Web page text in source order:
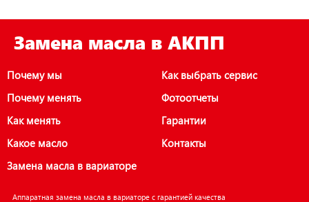
Замена масла в АКПП
Почему мы
Почему менять
Как менять
Какое масло
Замена масла в вариаторе
Как выбрать сервис
Фотоотчеты
Гарантии
Контакты
Аппаратная замена масла в вариаторе с гарантией качества